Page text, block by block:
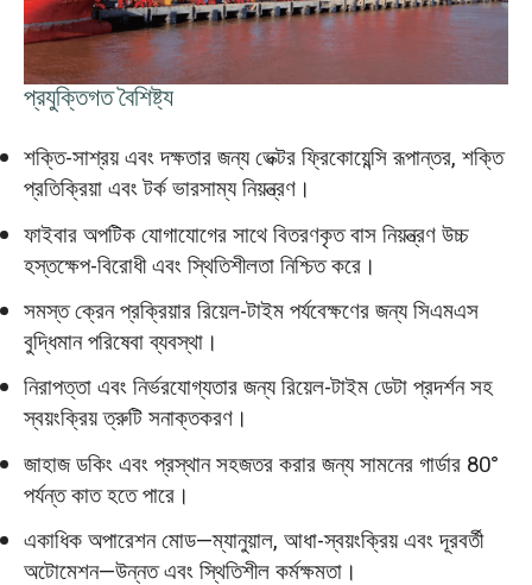
প্রযুক্তিগত বৈশিষ্ট্য
শক্তি-সাশ্রয় এবং দক্ষতার জন্য ভেক্টর ফ্রিকোয়েন্সি রূপান্তর, শক্তি
প্রতিক্রিয়া এবং টর্ক ভারসাম্য নিয়ন্ত্রণ।
ফাইবার অপটিক যোগাযোগের সাথে বিতরণকৃত বাস নিয়ন্ত্রণ উচ্চ
হস্তক্ষেপ-বিরোধী এবং স্থিতিশীলতা নিশ্চিত করে।
সমস্ত ক্রেন প্রক্রিয়ার রিয়েল-টাইম পর্যবেক্ষণের জন্য সিএমএস
বুদ্ধিমান পরিষেবা ব্যবস্থা।
নিরাপত্তা এবং নির্ভরযোগ্যতার জন্য রিয়েল-টাইম ডেটা প্রদর্শন সহ
স্বয়ংক্রিয় ত্রুটি সনাক্তকরণ।
জাহাজ ডকিং এবং প্রস্থান সহজতর করার জন্য সামনের গার্ডার 80°
পর্যন্ত কাত হতে পারে।
একাধিক অপারেশন মোড—ম্যানুয়াল, আধা-স্বয়ংক্রিয় এবং দূরবর্তী
অটোমেশন—উন্নত এবং স্থিতিশীল কর্মক্ষমতা।